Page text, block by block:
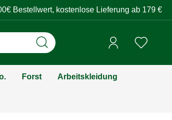
Bestellwert, kostenlose Lieferung ab 179 €
Forst Arbeitskleidung